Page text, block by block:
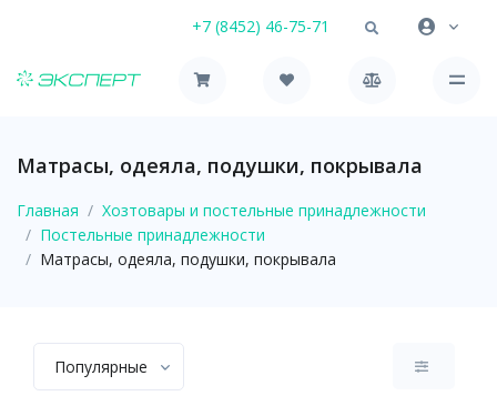
+7 (8452) 46-75-71
Матрасы, одеяла, подушки, покрывала
Главная
Хозтовары и постельные принадлежности
Постельные принадлежности
Матрасы, одеяла, подушки, покрывала
Популярные